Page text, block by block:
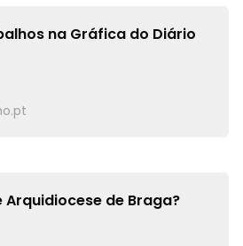
na Gráfica do Diário
Arquidiocese de Braga?